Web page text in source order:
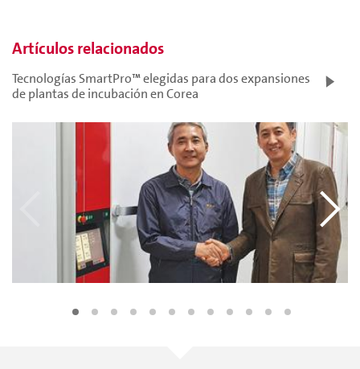
Artículos relacionados
Tecnologías SmartPro™ elegidas para dos expansiones
de plantas de incubación en Corea